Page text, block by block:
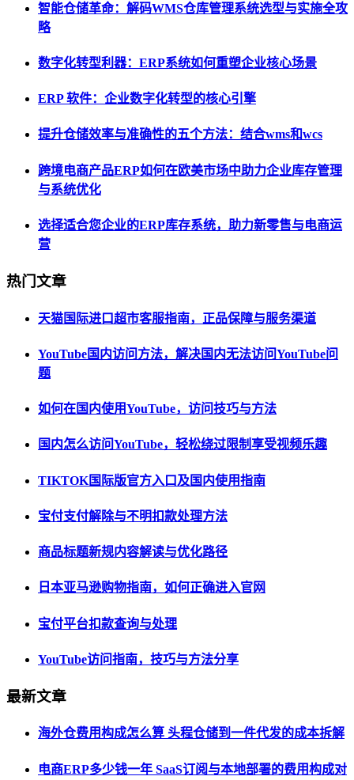
智能仓储革命：解码WMS仓库管理系统选型与实施全攻
略
数字化转型利器：ERP系统如何重塑企业核心场景
ERP 软件：企业数字化转型的核心引擎
提升仓储效率与准确性的五个方法：结合wms和wcs
跨境电商产品ERP如何在欧美市场中助力企业库存管理
与系统优化
选择适合您企业的ERP库存系统，助力新零售与电商运
营
热门文章
天猫国际进口超市客服指南，正品保障与服务渠道
YouTube国内访问方法，解决国内无法访问YouTube问
题
如何在国内使用YouTube，访问技巧与方法
国内怎么访问YouTube，轻松绕过限制享受视频乐趣
TIKTOK国际版官方入口及国内使用指南
宝付支付解除与不明扣款处理方法
商品标题新规内容解读与优化路径
日本亚马逊购物指南，如何正确进入官网
宝付平台扣款查询与处理
YouTube访问指南，技巧与方法分享
最新文章
海外仓费用构成怎么算 头程仓储到一件代发的成本拆解
电商ERP多少钱一年 SaaS订阅与本地部署的费用构成对